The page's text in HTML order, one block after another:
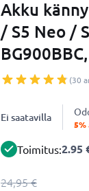
Akku
/ S5 Neo /
(30
Ei saatavilla
5%
Toimitus:2.95
24,95 €